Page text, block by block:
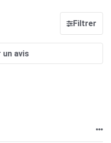
Filtrer
un avis